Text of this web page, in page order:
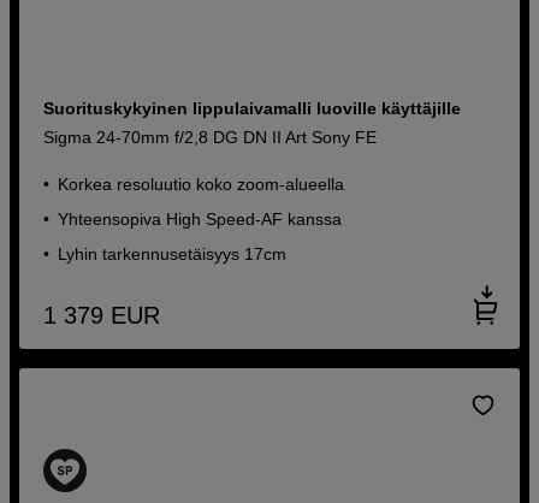
Suorituskykyinen lippulaivamalli luoville käyttäjille
Sigma 24-70mm f/2,8 DG DN II Art Sony FE
Korkea resoluutio koko zoom-alueella
Yhteensopiva High Speed-AF kanssa
Lyhin tarkennusetäisyys 17cm
1 379 EUR